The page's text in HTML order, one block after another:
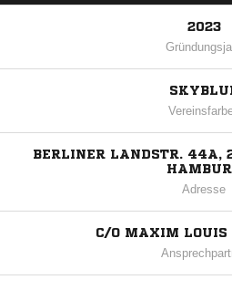
2023
BERLINER LANDSTR. 44A,
Adresse
C/O MAXIM LOUIS